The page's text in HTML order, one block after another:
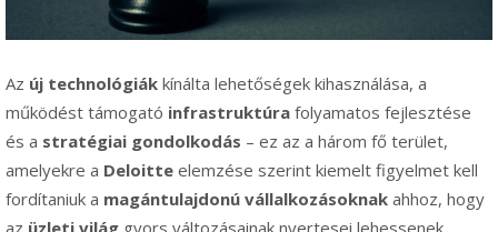
Az új technológiák kínálta lehetőségek kihasználása, a
működést támogató infrastruktúra folyamatos fejlesztése
és a stratégiai gondolkodás – ez az a három fő terület,
amelyekre a Deloitte elemzése szerint kiemelt figyelmet kell
fordítaniuk a magántulajdonú vállalkozásoknak ahhoz, hogy
az üzleti világ gyors változásainak nyertesei lehessenek.